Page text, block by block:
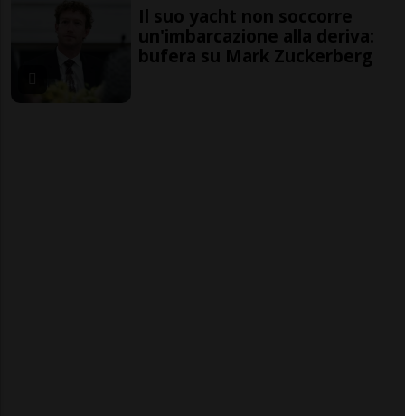
Il suo yacht non soccorre
un'imbarcazione alla deriva:
bufera su Mark Zuckerberg